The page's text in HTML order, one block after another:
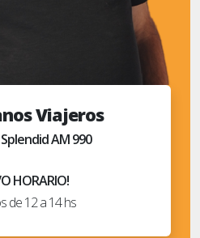
Viajeros
AM 990
HORARIO!
de 12 a 14 hs